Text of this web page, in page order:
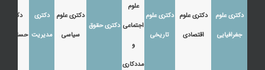
دکتری علوم
جغرافیایی
دکتری علوم
اقتصادی
دکتری علوم
تاریخی
علوم
اجتماعی
و
مددکاری
دکتری حقوق
دکتری علوم
سیاسی
دکتری
مدیریت
دکتری
حسابداری